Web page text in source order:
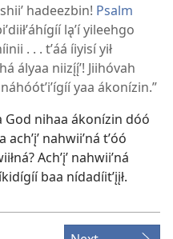
hadeezbin! Psalm
ląʼí yileehgo
. . . tʼáá íiyisí yił
ályaa niizı̨́ı̨́ʼ! Jiihóvah
yaa ákonízin.”
God nihaa ákonízin dóó
nahwiiʼná tʼóó
Achʼįʼ nahwiiʼná
baa nídadíitʼįįł.